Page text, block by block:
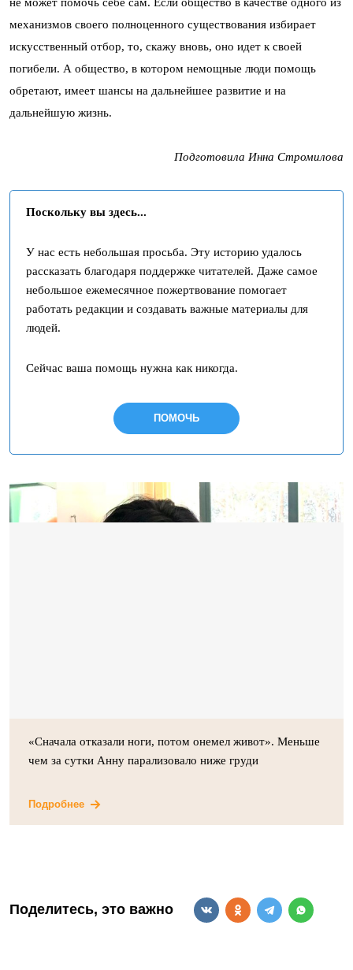
механизмов своего полноценного существования избирает
искусственный отбор, то, скажу вновь, оно идет к своей
погибели. А общество, в котором немощные люди помощь
обретают, имеет шансы на дальнейшее развитие и на
дальнейшую жизнь.
Подготовила Инна Стромилова
Поскольку вы здесь...
У нас есть небольшая просьба. Эту историю удалось
рассказать благодаря поддержке читателей. Даже самое
небольшое ежемесячное пожертвование помогает
работать редакции и создавать важные материалы для
людей.
Сейчас ваша помощь нужна как никогда.
ПОМОЧЬ
«Сначала отказали ноги, потом онемел живот». Меньше
чем за сутки Анну парализовало ниже груди
Подробнее
Поделитесь, это важно